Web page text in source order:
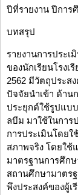
ปีที่รายงาน ปีการ
บทสรุป
รายงานการประ
ของนักเรียนโรงเ
2562 มีวัตถุประส
ปัจจัยนำเข้า ด้าน
ประยุกต์ใช้รูปแบ
ลบีม มาใช้ในการ
การประเมินโดย
สภาพจริง โดยใ
มาตรฐานการศึก
สถานศึกษามาตร
พึงประสงค์ของผู้เ